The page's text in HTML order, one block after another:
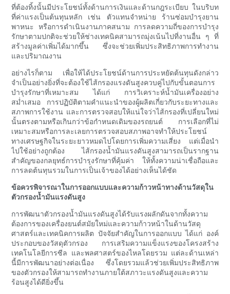
ที่ต้องทิ้งนั้นมีประโยชน์ทั้งด้านการเงินและด้านกฎระเบียบ ในบริบท
ที่ค่าแรงเป็นต้นทุนหลัก เช่น ตัวแทนจำหน่าย ร้านซ่อมบำรุงยาน
พาหนะ หรือการดำเนินงานภาคสนาม การลดความถี่ของการบำรุง
รักษาตามปกติจะช่วยให้ช่างเทคนิคสามารถมุ่งเน้นไปที่งานอื่น ๆ ที่
สร้างมูลค่าเพิ่มได้มากขึ้น ซึ่งจะช่วยเพิ่มประสิทธิภาพการทำงาน
และปริมาณงาน
อย่างไรก็ตาม เพื่อให้ได้ประโยชน์ด้านการประหยัดต้นทุนดังกล่าว
จำเป็นอย่างยิ่งที่จะต้องใช้ไส้กรองแรงดันสูงควบคู่ไปกับขั้นตอนการ
บำรุงรักษาที่เหมาะสม ได้แก่ การวิเคราะห์น้ำมันเครื่องอย่าง
สม่ำเสมอ การปฏิบัติตามคำแนะนำของผู้ผลิตเกี่ยวกับระยะทางและ
สภาพการใช้งาน และการตรวจสอบให้แน่ใจว่าไส้กรองที่เปลี่ยนใหม่
นั้นตรงตามหรือเกินกว่าข้อกำหนดเดิมของรถยนต์ การเลือกที่ไม่
เหมาะสมหรือการละเลยการตรวจสอบสภาพอาจทำให้ประโยชน์
ทางเศรษฐกิจในระยะยาวหมดไปโดยการเพิ่มความเสี่ยง แต่เมื่อนำ
ไปใช้อย่างถูกต้อง ไส้กรองน้ำมันแรงดันสูงสามารถเป็นรากฐาน
สำคัญของกลยุทธ์การบำรุงรักษาที่คุ้มค่า ให้ทั้งความน่าเชื่อถือและ
การลดต้นทุนรวมในการเป็นเจ้าของได้อย่างเห็นได้ชัด
ข้อควรพิจารณาในการออกแบบและความก้าวหน้าทางด้านวัสดุใน
ตัวกรองน้ำมันแรงดันสูง
การพัฒนาตัวกรองน้ำมันแรงดันสูงได้รับแรงผลักดันจากทั้งความ
ต้องการของเครื่องยนต์สมัยใหม่และความก้าวหน้าในด้านวัสดุ
ศาสตร์และเทคนิคการผลิต ปัจจัยสำคัญในการออกแบบ ได้แก่ องค์
ประกอบของวัสดุตัวกรอง การเสริมความแข็งแรงของโครงสร้าง
เทคโนโลยีการซีล และพลศาสตร์ของไหลโดยรวม แต่ละด้านเหล่า
นี้มีการพัฒนาอย่างต่อเนื่อง ซึ่งโดยรวมแล้วช่วยเพิ่มประสิทธิภาพ
ของตัวกรองให้สามารถทำงานภายใต้สภาวะแรงดันสูงและความ
ร้อนสูงได้ดียิ่งขึ้น